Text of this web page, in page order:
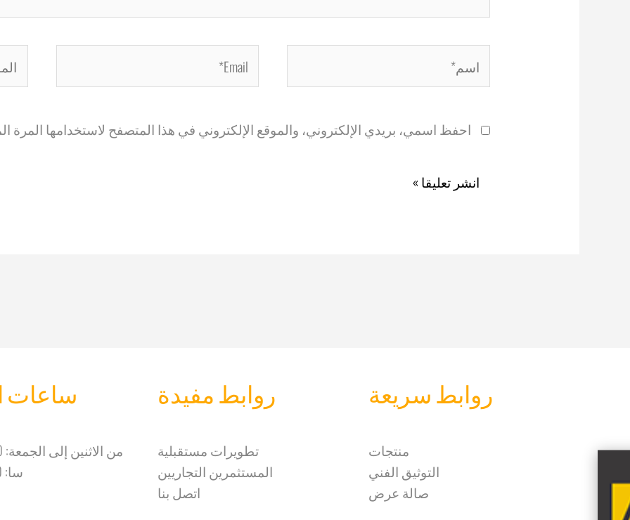
احفظ اسمي، بريدي الإلكتروني، والموقع الإلكتروني في هذا المتصفح لاستخدامها المرة
روابط سريعة
منتجات
التوثيق الفني
صالة عرض
روابط مفيدة
تطويرات مستقبلية
المستثمرين التجاريين
اتصل بنا
ساعات
من الاثنين إلى الجمعة: 8:00-19:00
سا: 8:00-14:00